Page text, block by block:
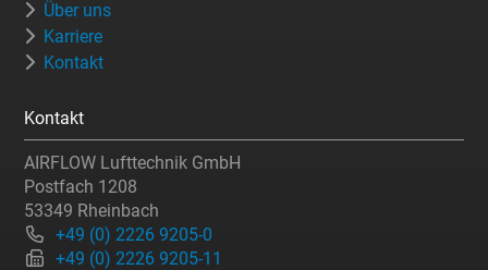
Über uns
Karriere
Kontakt
Kontakt
AIRFLOW Lufttechnik GmbH
Postfach 1208
53349 Rheinbach
+49 (0) 2226 9205-0
+49 (0) 2226 9205-11